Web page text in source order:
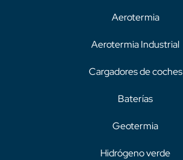
Aerotermia
Aerotermia Industrial
Cargadores de coches
Baterías
Geotermia
Hidrógeno verde